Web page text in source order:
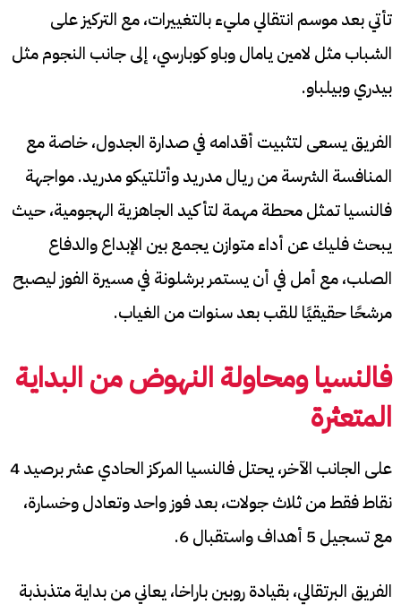
تأتي بعد موسم انتقالي مليء بالتغييرات، مع التركيز على
الشباب مثل لامين يامال وباو كوبارسي، إلى جانب النجوم مثل
بيدري وبيلباو.
الفريق يسعى لتثبيت أقدامه في صدارة الجدول، خاصة مع
المنافسة الشرسة من ريال مدريد وأتلتيكو مدريد. مواجهة
فالنسيا تمثل محطة مهمة لتأكيد الجاهزية الهجومية، حيث
يبحث فليك عن أداء متوازن يجمع بين الإبداع والدفاع
الصلب، مع أمل في أن يستمر برشلونة في مسيرة الفوز ليصبح
مرشحًا حقيقيًا للقب بعد سنوات من الغياب.
فالنسيا ومحاولة النهوض من البداية
المتعثرة
على الجانب الآخر، يحتل فالنسيا المركز الحادي عشر برصيد 4
نقاط فقط من ثلاث جولات، بعد فوز واحد وتعادل وخسارة،
مع تسجيل 5 أهداف واستقبال 6.
الفريق البرتقالي، بقيادة روبين باراخا، يعاني من بداية متذبذبة